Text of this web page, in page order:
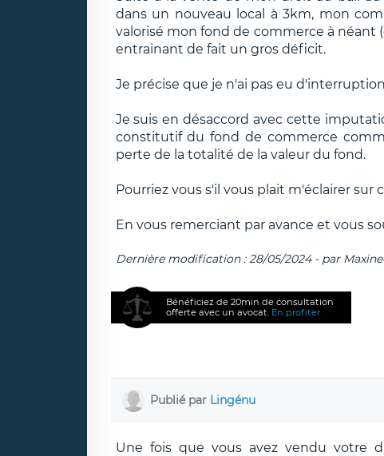
dans un nouveau local à 3km, mon
valorisé mon fond de commerce à
entrainant de fait un gros déficit.
Je précise que je n'ai pas eu
Je suis en désaccord avec cette
constitutif du fond de commerce
perte de la totalité de la valeur du fond.
Pourriez vous s'il vous plait m'éclairer sur
En vous remerciant par avance et vous
Dernière modification : 28/05/2024 - par
Bénéficiez de 20min de consultation
offerte avec un avocat. En profiter
Publié par Lingénu
Une fois que vous avez vendu votre